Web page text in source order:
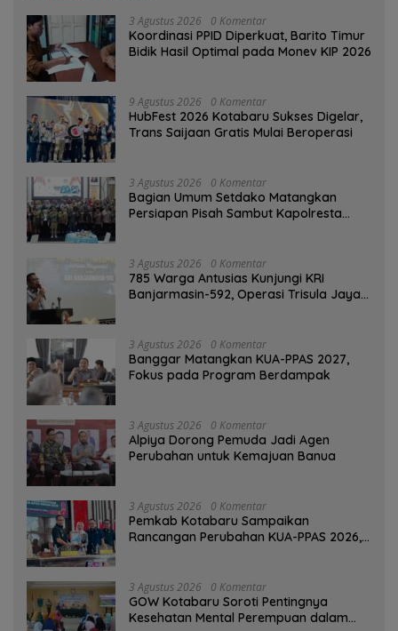
3 Agustus 2026 0 Komentar
Koordinasi PPID Diperkuat, Barito Timur
Bidik Hasil Optimal pada Monev KIP 2026
9 Agustus 2026 0 Komentar
HubFest 2026 Kotabaru Sukses Digelar,
Trans Saijaan Gratis Mulai Beroperasi
3 Agustus 2026 0 Komentar
Bagian Umum Setdako Matangkan
Persiapan Pisah Sambut Kapolresta
3 Agustus 2026 0 Komentar
785 Warga Antusias Kunjungi KRI
Banjarmasin-592, Operasi Trisula Jaya
3 Agustus 2026 0 Komentar
‎Banggar Matangkan KUA-PPAS 2027,
Fokus pada Program Berdampak
3 Agustus 2026 0 Komentar
‎Alpiya Dorong Pemuda Jadi Agen
Perubahan untuk Kemajuan Banua ‎
3 Agustus 2026 0 Komentar
Pemkab Kotabaru Sampaikan
Rancangan Perubahan KUA-PPAS 2026,
3 Agustus 2026 0 Komentar
GOW Kotabaru Soroti Pentingnya
Kesehatan Mental Perempuan dalam